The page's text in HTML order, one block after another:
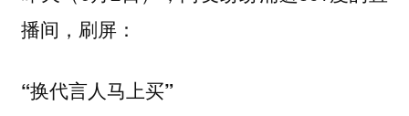
播间，刷屏：
“换代言人马上买”